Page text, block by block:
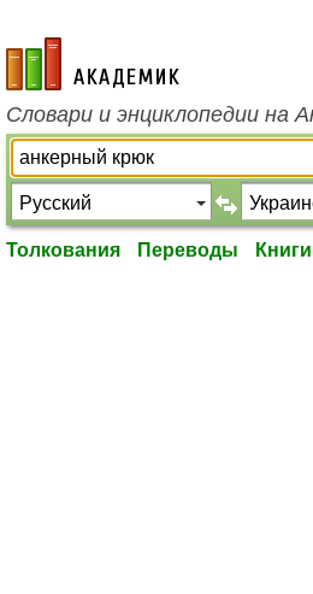
academic.ru
Словари и энциклопедии на
Толкования Переводы Книги